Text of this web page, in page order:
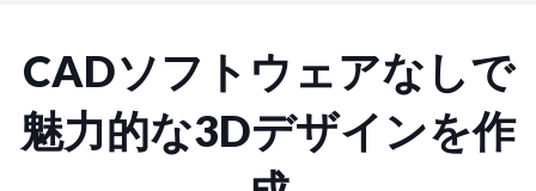
CADソフトウェアなしで
魅力的な3Dデザインを作